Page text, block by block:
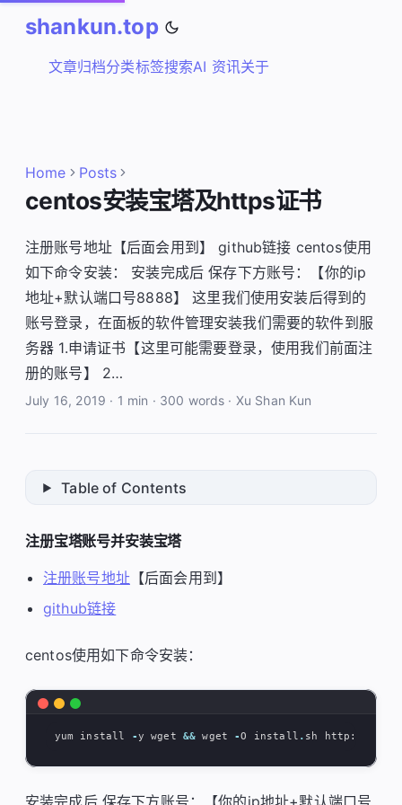
shankun.top
文章归档分类标签搜索AI 资讯关于
Home Posts
centos安装宝塔及https证书
注册账号地址【后面会用到】 github链接 centos使用
如下命令安装： 安装完成后 保存下方账号：【你的ip
地址+默认端口号8888】 这里我们使用安装后得到的
账号登录，在面板的软件管理安装我们需要的软件到服
务器 1.申请证书【这里可能需要登录，使用我们前面注
册的账号】 2…
July 16, 2019 · 1 min · 300 words · Xu Shan Kun
Table of Contents
注册宝塔账号并安装宝塔
注册账号地址【后面会用到】
github链接
centos使用如下命令安装：
yum install -y wget && wget -O install . sh http :